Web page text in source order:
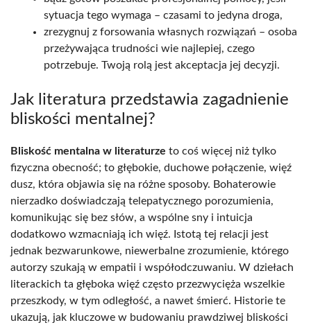
sytuacja tego wymaga – czasami to jedyna droga,
zrezygnuj z forsowania własnych rozwiązań – osoba
przeżywająca trudności wie najlepiej, czego
potrzebuje. Twoją rolą jest akceptacja jej decyzji.
Jak literatura przedstawia zagadnienie
bliskości mentalnej?
Bliskość mentalna w literaturze to coś więcej niż tylko
fizyczna obecność; to głębokie, duchowe połączenie, więź
dusz, która objawia się na różne sposoby. Bohaterowie
nierzadko doświadczają telepatycznego porozumienia,
komunikując się bez słów, a wspólne sny i intuicja
dodatkowo wzmacniają ich więź. Istotą tej relacji jest
jednak bezwarunkowe, niewerbalne zrozumienie, którego
autorzy szukają w empatii i współodczuwaniu. W dziełach
literackich ta głęboka więź często przezwycięża wszelkie
przeszkody, w tym odległość, a nawet śmierć. Historie te
ukazują, jak kluczowe w budowaniu prawdziwej bliskości